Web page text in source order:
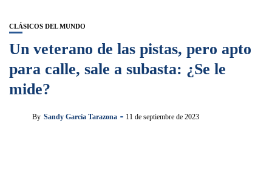
CLÁSICOS DEL MUNDO
Un veterano de las pistas, pero apto
para calle, sale a subasta: ¿Se le
mide?
By Sandy García Tarazona 11 de septiembre de 2023